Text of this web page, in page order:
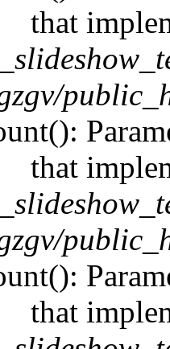
that
that
that